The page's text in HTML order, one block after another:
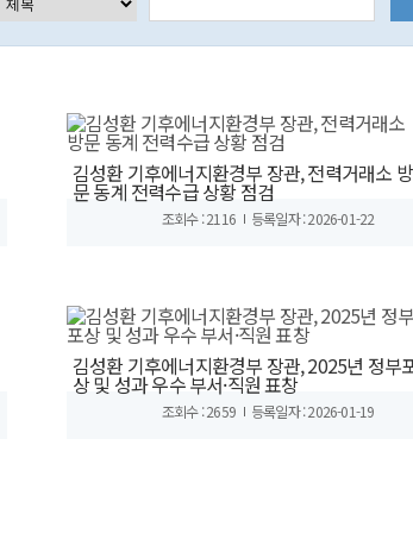
김성환 기후에너지환경부 장관, 전력거래소 방
문 동계 전력수급 상황 점검
조회수 : 2116 등록일자 : 2026-01-22
김성환 기후에너지환경부 장관, 2025년 정부
상 및 성과 우수 부서·직원 표창
조회수 : 2659 등록일자 : 2026-01-19